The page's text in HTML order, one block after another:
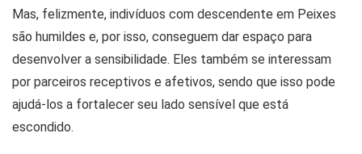
Mas, felizmente, indivíduos com descendente em Peixes
são humildes e, por isso, conseguem dar espaço para
desenvolver a sensibilidade. Eles também se interessam
por parceiros receptivos e afetivos, sendo que isso pode
ajudá-los a fortalecer seu lado sensível que está
escondido.